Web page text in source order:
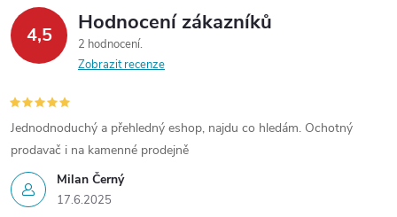
k
y
v
ý
p
i
4,5 Hodnocení zákazníků
2 hodnocení
Zobrazit recenze
Milan Černý
17.6.2025
Jednodnoduchý a přehledný eshop, najdu co hledám. Ochotný
prodavač i na kamenné prodejně